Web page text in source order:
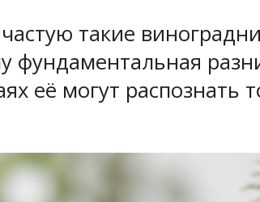
такие
фундаментальная
её могут распознать